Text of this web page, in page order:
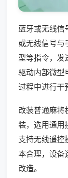
蓝牙或无线信
或无线信号与
型等指令，发
驱动内部微型
过程中进行干
改装普通麻将
装，选用通用
支持无线遥控
本合理，设备
改造。